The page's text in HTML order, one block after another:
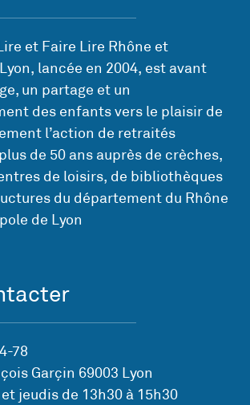
et Faire Lire Rhône et
lancée en 2004, est avant
un partage et un
des enfants vers le plaisir de
l’action de retraités
de 50 ans auprès de crèches,
de loisirs, de bibliothèques
du département du Rhône
de Lyon
78
Garçin 69003 Lyon
jeudis de 13h30 à 15h30